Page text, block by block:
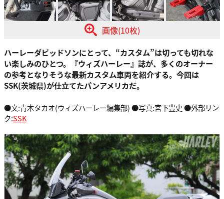
画像(10枚)
ハーレーダビッドソンにとって、“カスタム”は切っても切れな
い楽しみのひとつ。『ウィズハーレー』誌が、多くのオーナー
の参考となりそうな最新カスタム車両を紹介する。今回は
SSK(茨城県)が仕立てたパンアメリカだ。
●文:青木タカオ(ウィズハーレー編集部) ●写真:宮下豊史 ●外部リン
ク:SSK